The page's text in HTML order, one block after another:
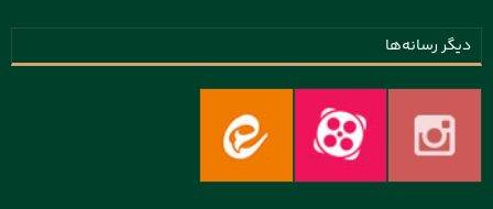
دیگر رسانه‌ها